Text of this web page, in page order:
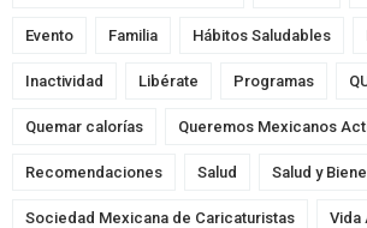
Evento Familia Hábitos Saludables
Inactividad Libérate Programas
Quemar calorías Queremos Mexicanos
Recomendaciones Salud Salud y
Sociedad Mexicana de Caricaturistas Vida